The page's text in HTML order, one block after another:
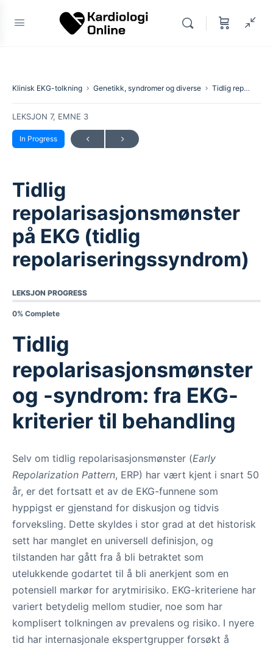
Klinisk EKG-tolkning Genetikk, syndromer og diverse Tidlig repolarisasjonsmønster på EKG (tidlig repolariseringssyndrom)
LEKSJON 7, EMNE 3
In Progress
Tidlig
repolarisasjonsmønster
på EKG (tidlig
repolariseringssyndrom)
LEKSJON PROGRESS
0% Complete
Tidlig
repolarisasjonsmønster
og -syndrom: fra EKG-
kriterier til behandling
Selv om tidlig repolarisasjonsmønster (Early
Repolarization Pattern, ERP) har vært kjent i snart 50
år, er det fortsatt et av de EKG-funnene som
hyppigst er gjenstand for diskusjon og tidvis
forveksling. Dette skyldes i stor grad at det historisk
sett har manglet en universell definisjon, og
tilstanden har gått fra å bli betraktet som
utelukkende godartet til å bli anerkjent som en
potensiell markør for arytmirisiko. EKG-kriteriene har
variert betydelig mellom studier, noe som har
komplisert tolkningen av prevalens og risiko. I nyere
tid har internasjonale ekspertgrupper forsøkt å